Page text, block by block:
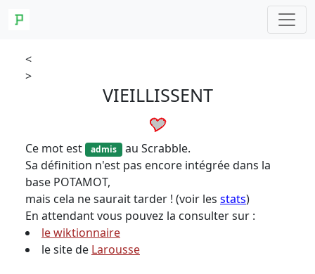
<
>
VIEILLISSENT
Ce mot est admis au Scrabble.
Sa définition n'est pas encore intégrée dans la
base POTAMOT,
mais cela ne saurait tarder ! (voir les stats)
En attendant vous pouvez la consulter sur :
le wiktionnaire
le site de Larousse